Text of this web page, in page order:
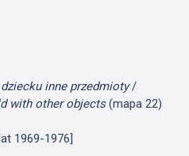
inne przedmioty/
with other objects(mapa 22)
1969-1976]